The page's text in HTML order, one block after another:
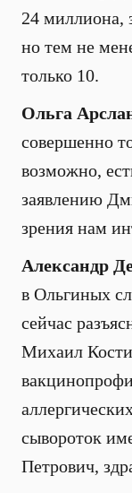
24 миллиона,
но тем не
только 10.
Ольга
совершенно
возможно,
заявлению
зрения нам
Александр
в Ольгиных
сейчас
Михаил
сывороток
Петрович,